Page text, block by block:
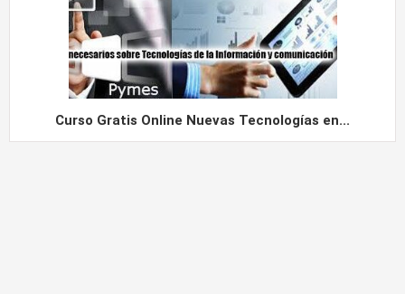
Curso Gratis Online Nuevas Tecnologías en...